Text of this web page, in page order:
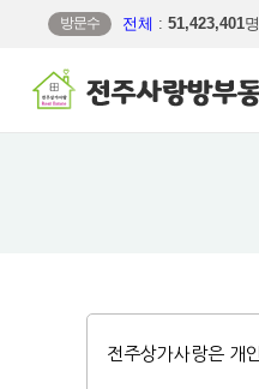
방문수 전체 : 51,423,401명
전주상가사랑은 개